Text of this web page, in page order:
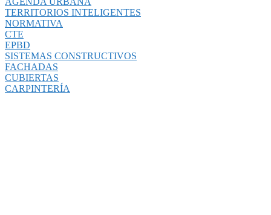
TERRITORIOS INTELIGENTES
NORMATIVA
CTE
EPBD
SISTEMAS CONSTRUCTIVOS
FACHADAS
CUBIERTAS
CARPINTERÍA